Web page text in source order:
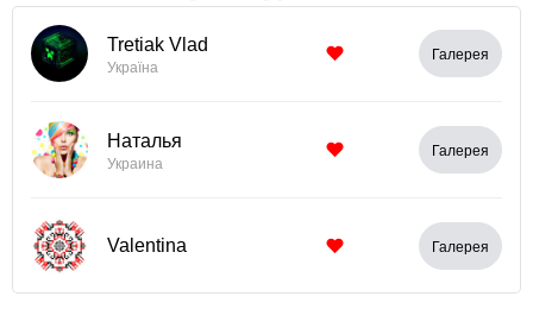
Tretiak Vlad
Україна
Галерея
Наталья
Украина
Галерея
Valentina Галерея